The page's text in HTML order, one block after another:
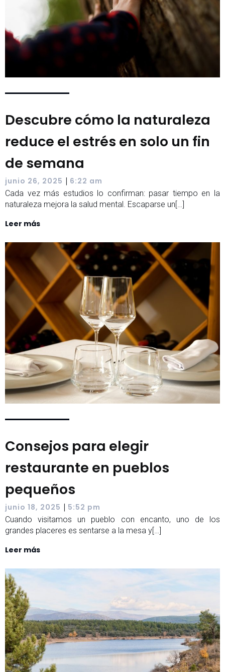
Descubre cómo la naturaleza
reduce el estrés en solo un fin
de semana
junio 26, 2025 | 6:22 am
Cada vez más estudios lo confirman: pasar tiempo en la
naturaleza mejora la salud mental. Escaparse un[…]
Leer más
Consejos para elegir
restaurante en pueblos
pequeños
junio 18, 2025 | 5:52 pm
Cuando visitamos un pueblo con encanto, uno de los
grandes placeres es sentarse a la mesa y[…]
Leer más